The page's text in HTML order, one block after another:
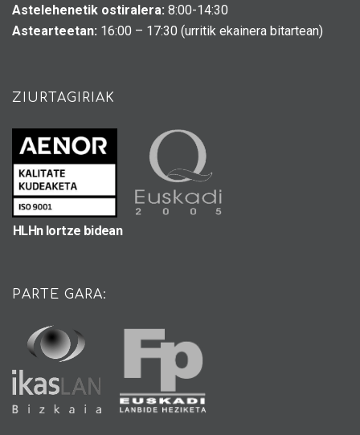
Astelehenetik ostiralera: 8:00-14:30
Astearteetan: 16:00 – 17:30 (urritik ekainera bitartean)
ZIURTAGIRIAK
HLHn lortze bidean
PARTE GARA: